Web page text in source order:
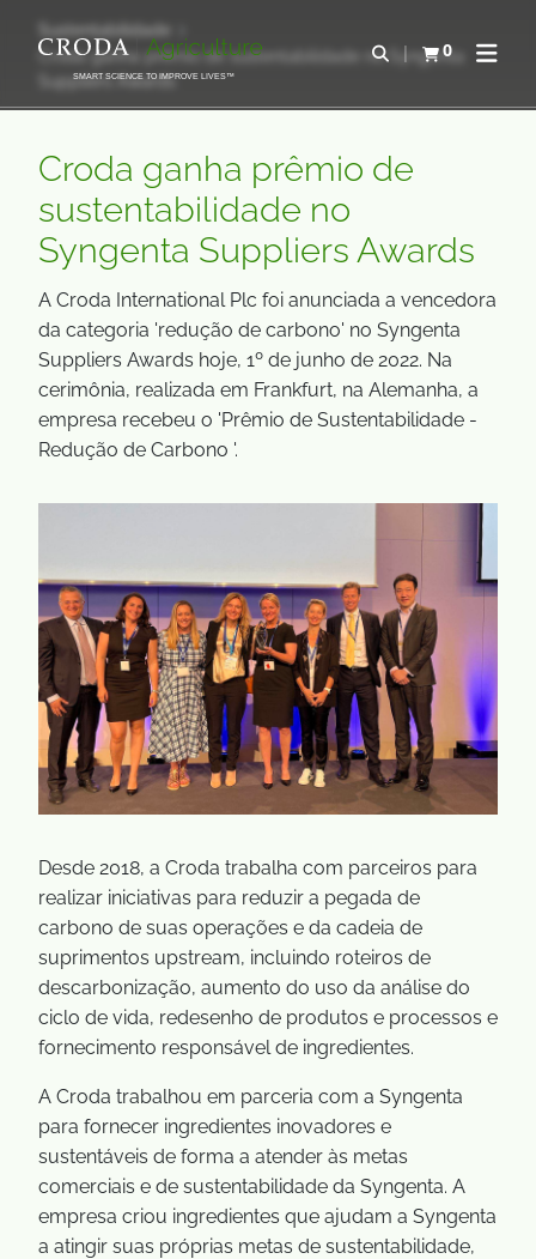
PARA
CONTEÚDO
PARA
MENU
SMART SCIENCE TO IMPROVE LIVES™
Abrir pesquisa
0
Exibir cestaAbrir
Sustentabilidade
Croda ganha prêmio de sustentabilidade no Syngenta
Suppliers Awards
Croda ganha prêmio de
sustentabilidade no
Syngenta Suppliers Awards
A Croda International Plc foi anunciada a vencedora
da categoria 'redução de carbono' no Syngenta
Suppliers Awards hoje, 1º de junho de 2022. Na
cerimônia, realizada em Frankfurt, na Alemanha, a
empresa recebeu o 'Prêmio de Sustentabilidade -
Redução de Carbono '.
Desde 2018, a Croda trabalha com parceiros para
realizar iniciativas para reduzir a pegada de
carbono de suas operações e da cadeia de
suprimentos upstream, incluindo roteiros de
descarbonização, aumento do uso da análise do
ciclo de vida, redesenho de produtos e processos e
fornecimento responsável de ingredientes.
A Croda trabalhou em parceria com a Syngenta
para fornecer ingredientes inovadores e
sustentáveis de forma a atender às metas
comerciais e de sustentabilidade da Syngenta. A
empresa criou ingredientes que ajudam a Syngenta
a atingir suas próprias metas de sustentabilidade,